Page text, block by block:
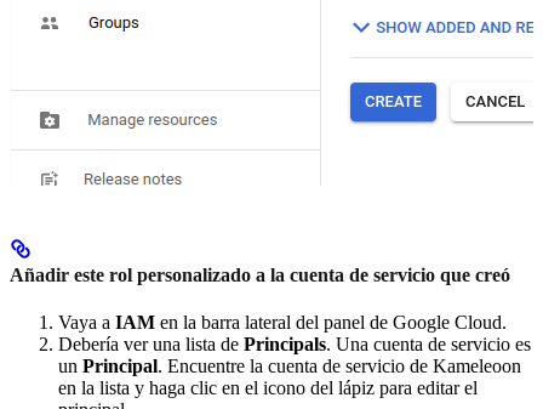
Añadir este rol personalizado a la cuenta de servicio que creó
Vaya a IAM en la barra lateral del panel de Google Cloud.
Debería ver una lista de Principals. Una cuenta de servicio es
un Principal. Encuentre la cuenta de servicio de Kameleoon
en la lista y haga clic en el icono del lápiz para editar el